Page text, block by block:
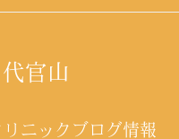
官山
ニックブログ情報